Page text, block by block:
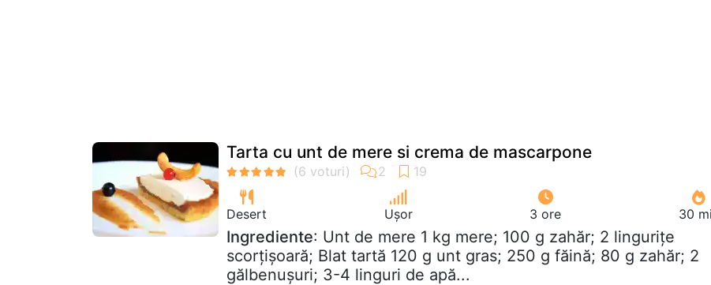
Tarta cu unt de mere si crema de mascarpone
Desert Ușor 3 ore 30
Ingrediente: Unt de mere 1 kg mere; 100 g zahăr; 2 lingurițe
scorțișoară; Blat tartă 120 g unt gras; 250 g făină; 80 g zahăr; 2
gălbenușuri; 3-4 linguri de apă...